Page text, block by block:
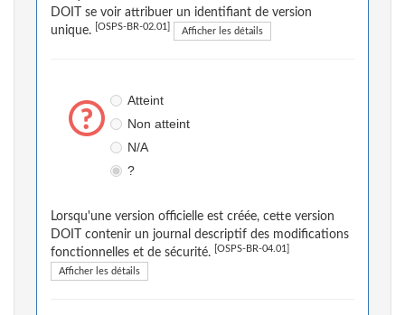
DOIT se voir attribuer un identifiant de version
unique.
[OSPS-BR-02.01] Afficher les détails
Atteint
Non atteint
N/A
?
Lorsqu'une version officielle est créée, cette version
DOIT contenir un journal descriptif des modifications
fonctionnelles et de sécurité.
[OSPS-BR-04.01]
Afficher les détails